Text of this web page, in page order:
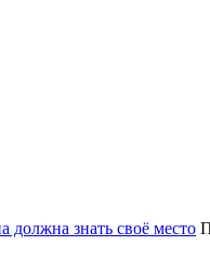
должна знать своё место